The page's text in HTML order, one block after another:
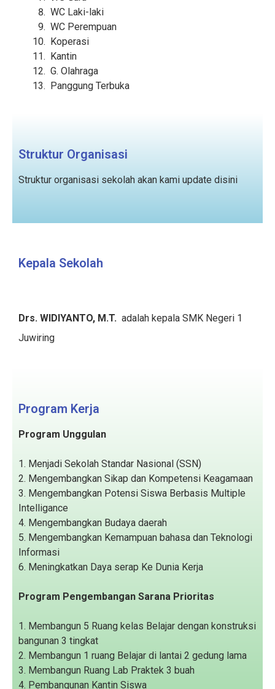
WC Laki-laki
WC Perempuan
Koperasi
Kantin
G. Olahraga
Panggung Terbuka
Struktur Organisasi
Struktur organisasi sekolah akan kami update disini
Kepala Sekolah
Drs. WIDIYANTO, M.T. adalah kepala SMK Negeri 1
Juwiring
Program Kerja
Program Unggulan
1. Menjadi Sekolah Standar Nasional (SSN)
2. Mengembangkan Sikap dan Kompetensi Keagamaan
3. Mengembangkan Potensi Siswa Berbasis Multiple
Intelligance
4. Mengembangkan Budaya daerah
5. Mengembangkan Kemampuan bahasa dan Teknologi
Informasi
6. Meningkatkan Daya serap Ke Dunia Kerja
Program Pengembangan Sarana Prioritas
1. Membangun 5 Ruang kelas Belajar dengan konstruksi
bangunan 3 tingkat
2. Membangun 1 ruang Belajar di lantai 2 gedung lama
3. Membangun Ruang Lab Praktek 3 buah
4. Pembangunan Kantin Siswa